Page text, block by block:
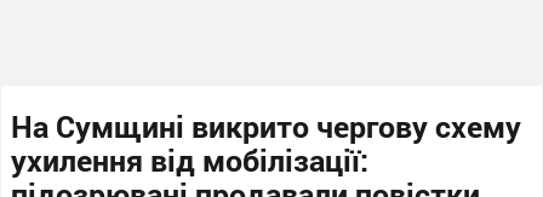
На Сумщині викрито чергову схему
ухилення від мобілізації: